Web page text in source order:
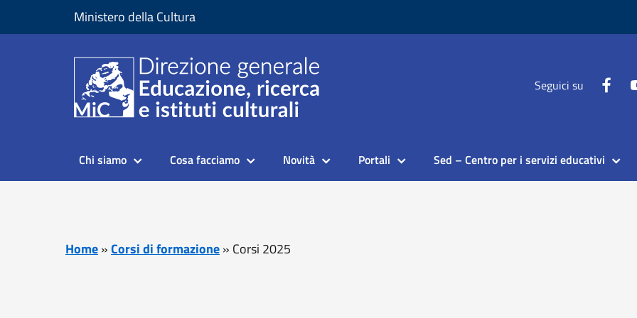
Vai al contenuto Vai al piede di pagina
Ministero della Cultura
Seguici su
Chi siamo Cosa facciamo Novità Portali Sed – Centro per i servizi educativi
Home»Corsi di formazione» Corsi 2025